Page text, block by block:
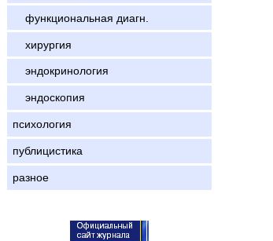
функциональная диагн.
хирургия
эндокринология
эндоскопия
психология
публицистика
разное